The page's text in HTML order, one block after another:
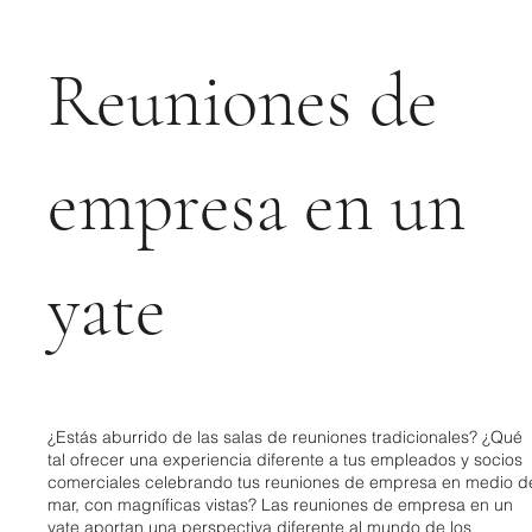
Reuniones de
empresa en un
yate
¿Estás aburrido de las salas de reuniones tradicionales? ¿Qué
tal ofrecer una experiencia diferente a tus empleados y socios
comerciales celebrando tus reuniones de empresa en medio
mar, con magníficas vistas? Las reuniones de empresa en un
yate aportan una perspectiva diferente al mundo de los